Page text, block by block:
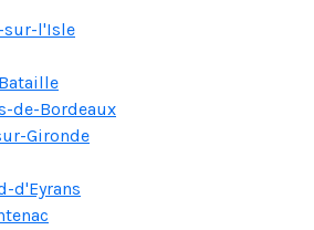
sur-l'Isle
de-Bordeaux
Gironde
d'Eyrans